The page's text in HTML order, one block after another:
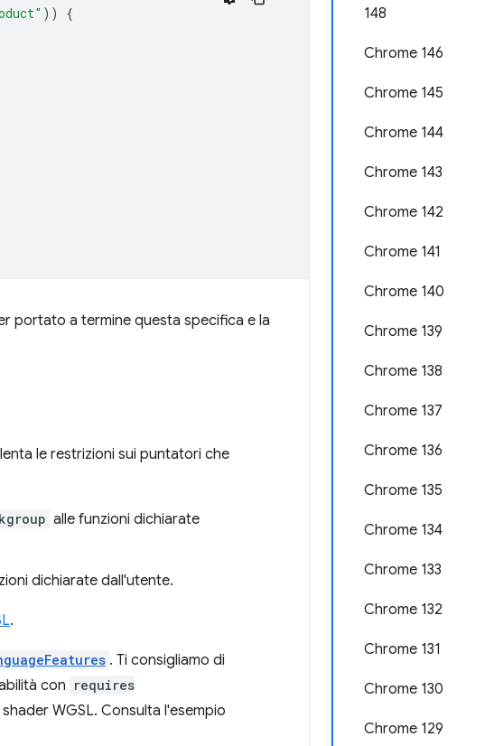
148
Chrome 146
Chrome 145
Chrome 144
Chrome 143
Chrome 142
Chrome 141
Chrome 140
Chrome 139
Chrome 138
Chrome 137
Chrome 136
Chrome 135
Chrome 134
Chrome 133
Chrome 132
Chrome 131
Chrome 130
Chrome 129
))
{
portato a termine questa specifica e la
le restrizioni sui puntatori che
alle funzioni dichiarate
dichiarate dall'utente.
.
. Ti consigliamo di
con requires
WGSL. Consulta l'esempio